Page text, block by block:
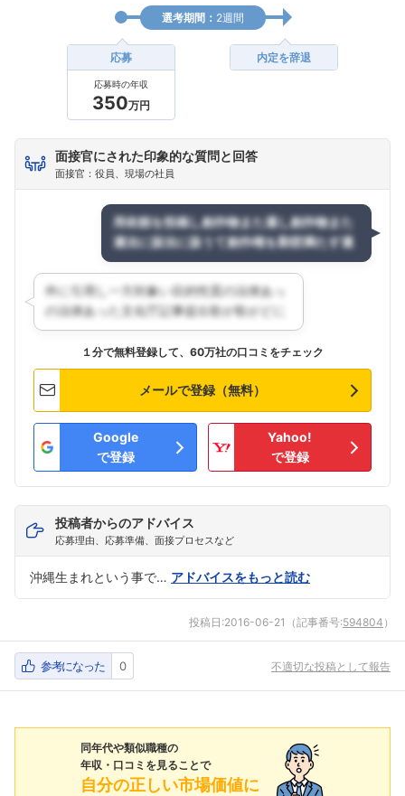
選考期間： 2週間
応募
応募時の年収
350万円
内定を辞退
面接官にされた印象的な質問と回答
面接官：役員、現場の社員
１分で無料登録して、60万社の口コミをチェック
メールで登録（無料）
Google
で登録
Yahoo!
で登録
投稿者からのアドバイス
応募理由、応募準備、面接プロセスなど
沖縄生まれという事で… アドバイスをもっと読む
投稿日:2016-06-21 （記事番号:594804 ）
参考になった 0 不適切な投稿として報告
同年代や類似職種の
年収・口コミを見ることで
自分の正しい市場価値に